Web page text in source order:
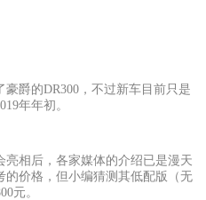
豪爵的DR300，不过新车目前只是
年年初。
相后，各家媒体的介绍已是漫天
的价格，但小编猜测其低配版（无
元。